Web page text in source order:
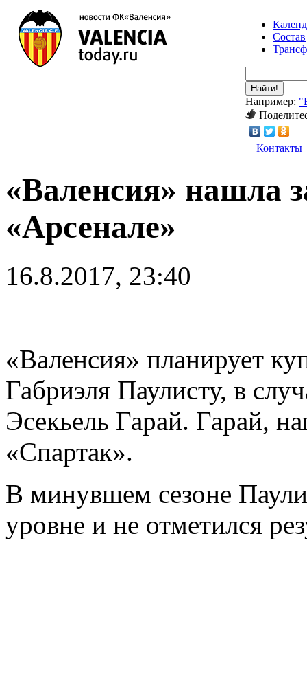
Состав
Найти!
Например:
Контакты
«Валенсия» нашла
«Арсенале»
16.8.2017, 23:40
«Валенсия» планирует
Габриэля Паулисту, в
Эсекьель Гарай. Гарай,
«Спартак».
В минувшем сезоне
уровне и не отметился